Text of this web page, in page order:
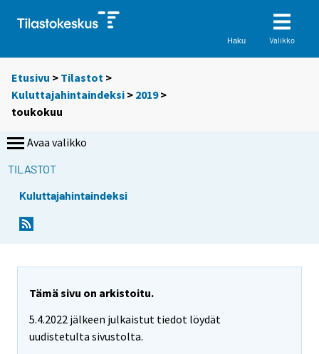
Haku Valikko
Etusivu > Tilastot >
Kuluttajahintaindeksi > 2019>
toukokuu
Avaa valikko
TILASTOT
Kuluttajahintaindeksi
Tämä sivu on arkistoitu.
5.4.2022 jälkeen julkaistut tiedot löydät
uudistetulta sivustolta.